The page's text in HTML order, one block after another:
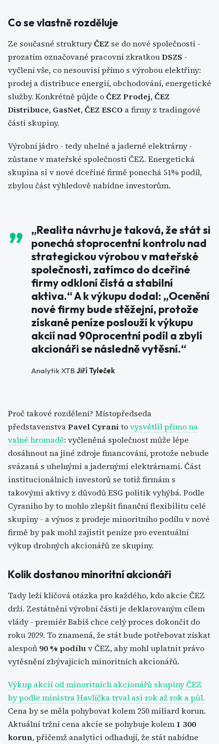
Co se vlastně rozděluje
Ze současné strukturyČEZ se do nové společnosti -
prozatím označované pracovní zkratkouDSZS -
vyčlení vše, co nesouvisí přímo s výrobou elektřiny:
prodej a distribuce energií, obchodování, energetické
služby. Konkrétně půjde oČEZ Prodej,ČEZ
Distribuce, GasNet,ČEZ ESCO a firmy z tradingové
části skupiny.
Výrobní jádro - tedy uhelné a jaderné elektrárny -
zůstane v mateřské společnosti ČEZ. Energetická
skupina si v nové dceřiné firmě ponechá 51% podíl,
zbylou část výhledově nabídne investorům.
„Realita návrhu je taková, že stát si
ponechá stoprocentní kontrolu nad
strategickou výrobou v mateřské
společnosti, zatímco do dceřiné
firmy odkloní čistá a stabilní
aktiva.“ A k výkupu dodal: „Ocenění
nové firmy bude stěžejní, protože
získané peníze poslouží k výkupu
akcií nad 90procentní podíl a zbylí
akcionáři se následně vytěsní.“
Analytik XTBJiří Tyleček
Proč takové rozdělení? Místopředseda
představenstvaPavel Cyranitovysvětlil přímo na
valné hromadě: vyčleněná společnost může lépe
dosáhnout na jiné zdroje financování, protože nebude
svázaná s uhelnými a jadernými elektrárnami. Část
institucionálních investorů se totiž firmám s
takovými aktivy z důvodů ESG politik vyhýbá. Podle
Cyraniho by to mohlo zlepšit finanční flexibilitu celé
skupiny - a výnos z prodeje minoritního podílu v nové
firmě by pak mohl zajistit peníze pro eventuální
výkup drobných akcionářů ze skupiny.
Kolik dostanou minoritní akcionáři
Tady leží klíčová otázka pro každého, kdo akcie ČEZ
drží. Zestátnění výrobní části je deklarovaným cílem
vlády - premiér Babiš chce celý proces dokončit do
roku 2029. To znamená, že stát bude potřebovat získat
alespoň 90 % podíluv ČEZ, aby mohl uplatnit právo
vytěsnění zbývajících minoritních akcionářů.
Výkup akcií od minoritních akcionářů skupiny ČEZ
by podle ministra Havlíčka trval asi rok až rok a půl.
Cena by se měla pohybovat kolem 250 miliard korun.
Aktuální tržní cena akcie se pohybuje kolem 1 300
korun, přičemž analytici odhadují, že stát nabídne